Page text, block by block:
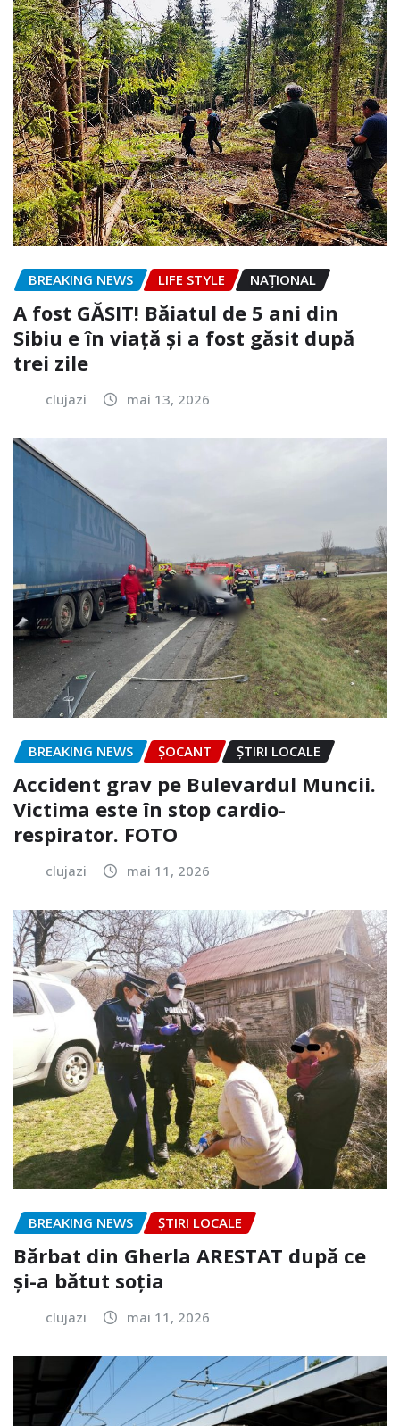
BREAKING NEWS LIFE STYLE NAŢIONAL
A fost GĂSIT! Băiatul de 5 ani din
Sibiu e în viață și a fost găsit după
trei zile
clujazi mai 13, 2026
BREAKING NEWS ȘOCANT ȘTIRI LOCALE
Accident grav pe Bulevardul Muncii.
Victima este în stop cardio-
respirator. FOTO
clujazi mai 11, 2026
BREAKING NEWS ȘTIRI LOCALE
Bărbat din Gherla ARESTAT după ce
și-a bătut soția
clujazi mai 11, 2026